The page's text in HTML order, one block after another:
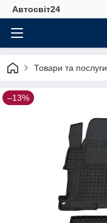
Автосвіт24
Товари та послуги
–13%